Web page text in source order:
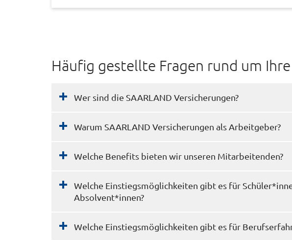
Häufig gestellte Fragen rund um
Wer sind die SAARLAND Versicherungen?
Warum SAARLAND Versicherungen als Arbeitgeber?
Welche Benefits bieten wir unseren Mitarbeitenden?
Welche Einstiegsmöglichkeiten gibt es für
Absolvent*innen?
Welche Einstiegsmöglichkeiten gibt es für